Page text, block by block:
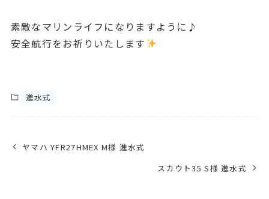
素敵なマリンライフになりますように♪
安全航行をお祈りいたします
進水式
ヤマハ YFR27HMEX M様 進水式
スカウト35 S様 進水式